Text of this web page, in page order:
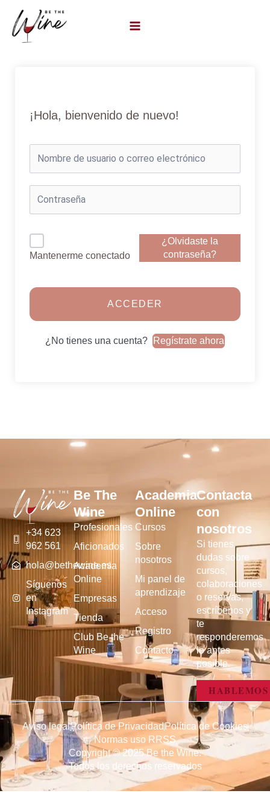
contenido
¡Hola, bienvenido de nuevo!
Mantenerme conectado
¿Olvidaste la
contraseña?
ACCEDER
¿No tienes una cuenta? Regístrate ahora
+34 623
962 561
hola@bethewine.es
Síguenos
en
Instagram
Be The
Wine
Profesionales
Aficionados
Academia
Online
Empresas
Tienda
Club Be the
Wine
Academia
Online
Cursos
Sobre
nosotros
Mi panel de
aprendizaje
Acceso
Registro
Contacto
Contacta
con
nosotros
Si tienes
dudas sobre
cursos,
colaboraciones
o reservas,
escríbenos y
te
responderemos
lo antes
posible.
HABLEMOS
Copyright © 2025 Be the Wine.
Todos los derechos reservados
Aviso legalPolítica de PrivacidadPolítica de Cookies
Normas uso RRSS